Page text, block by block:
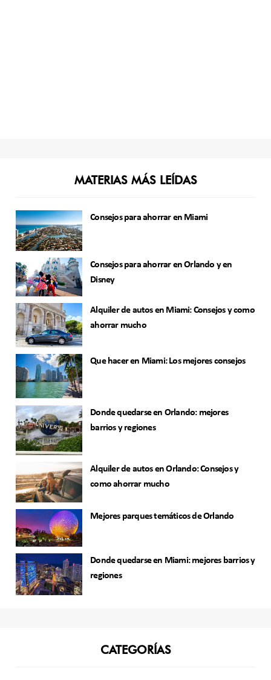
MATERIAS MÁS LEÍDAS
Consejos para ahorrar en Miami
Consejos para ahorrar en Orlando y en
Disney
Alquiler de autos en Miami: Consejos y como
ahorrar mucho
Que hacer en Miami: Los mejores consejos
Donde quedarse en Orlando: mejores
barrios y regiones
Alquiler de autos en Orlando: Consejos y
como ahorrar mucho
Mejores parques temáticos de Orlando
Donde quedarse en Miami: mejores barrios y
regiones
CATEGORÍAS